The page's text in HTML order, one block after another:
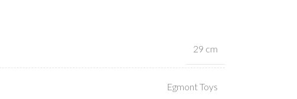
29 cm
Egmont Toys